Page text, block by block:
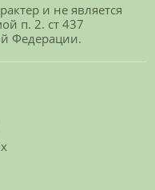
и не является
п. 2. ст 437
Федерации.